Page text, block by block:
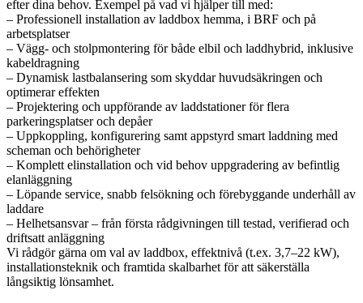
efter dina behov. Exempel på vad vi hjälper till med:
– Professionell installation av laddbox hemma, i BRF och på
arbetsplatser
– Vägg- och stolpmontering för både elbil och laddhybrid, inklusive
kabeldragning
– Dynamisk lastbalansering som skyddar huvudsäkringen och
optimerar effekten
– Projektering och uppförande av laddstationer för flera
parkeringsplatser och depåer
– Uppkoppling, konfigurering samt appstyrd smart laddning med
scheman och behörigheter
– Komplett elinstallation och vid behov uppgradering av befintlig
elanläggning
– Löpande service, snabb felsökning och förebyggande underhåll av
laddare
– Helhetsansvar – från första rådgivningen till testad, verifierad och
driftsatt anläggning
Vi rådgör gärna om val av laddbox, effektnivå (t.ex. 3,7–22 kW),
installationsteknik och framtida skalbarhet för att säkerställa
långsiktig lönsamhet.